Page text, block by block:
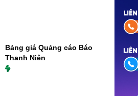
Bảng giá Quảng cáo Báo
Thanh Niên